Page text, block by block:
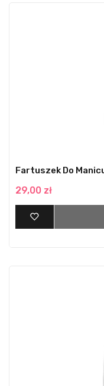
Fartuszek Do
29,00 zł